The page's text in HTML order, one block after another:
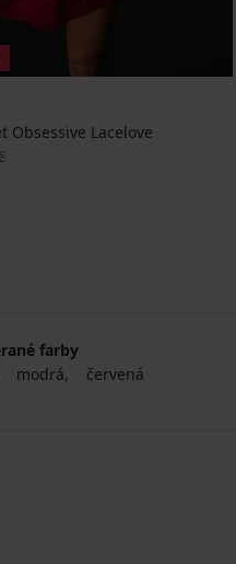
Obsessive Lacelove
cena
farby
modrá červená